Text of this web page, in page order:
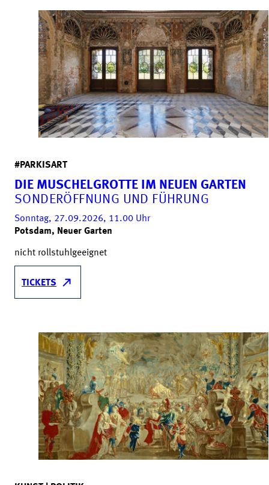
#PARKISART
DIE MUSCHELGROTTE IM NEUEN GARTEN
SONDERÖFFNUNG UND FÜHRUNG
Sonntag, 27.09.2026, 11.00 Uhr
Potsdam, Neuer Garten
nicht rollstuhlgeeignet
TICKETS